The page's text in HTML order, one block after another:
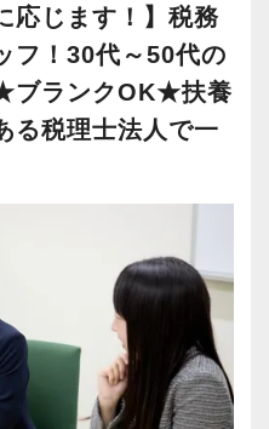
一般的な税理士事務
「税理士事務所っぽ
多いです。
♪≫
は、早い段階で担当
ます。
案件の規模を考えな
ので、無理なくステ
働き方をしたい方
きたいと思っていて
ける時間に制限が出
相談にのります。
の範囲で、将来に繋
ぜひしていただきた
ら時短社員、時短社
キャリアアップして
応じます！】税務
フ！30代～50代の
ブランクOK★扶養
る税理士法人で一